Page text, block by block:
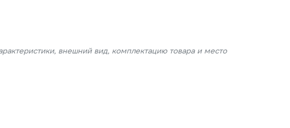
внешний вид, комплектацию товара и место